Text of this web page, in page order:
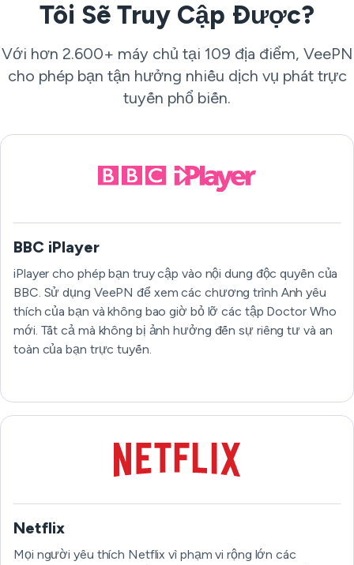
Tôi Sẽ Truy Cập Được?
Với hơn 2.600+ máy chủ tại 109 địa điểm, VeePN
cho phép bạn tận hưởng nhiều dịch vụ phát trực
tuyến phổ biến.
BBC iPlayer
iPlayer cho phép bạn truy cập vào nội dung độc quyền của
BBC. Sử dụng VeePN để xem các chương trình Anh yêu
thích của bạn và không bao giờ bỏ lỡ các tập Doctor Who
mới. Tất cả mà không bị ảnh hưởng đến sự riêng tư và an
toàn của bạn trực tuyến.
Netflix
Mọi người yêu thích Netflix vì phạm vi rộng lớn các